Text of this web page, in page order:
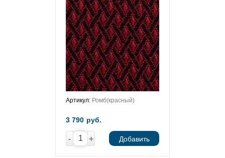
Артикул: Ромб(красный)
3 790 руб.
- + Добавить